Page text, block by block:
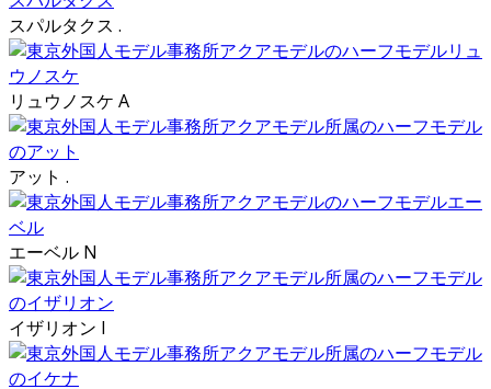
スパルタクス .
リュウノスケ A
アット .
エーベル N
イザリオン I